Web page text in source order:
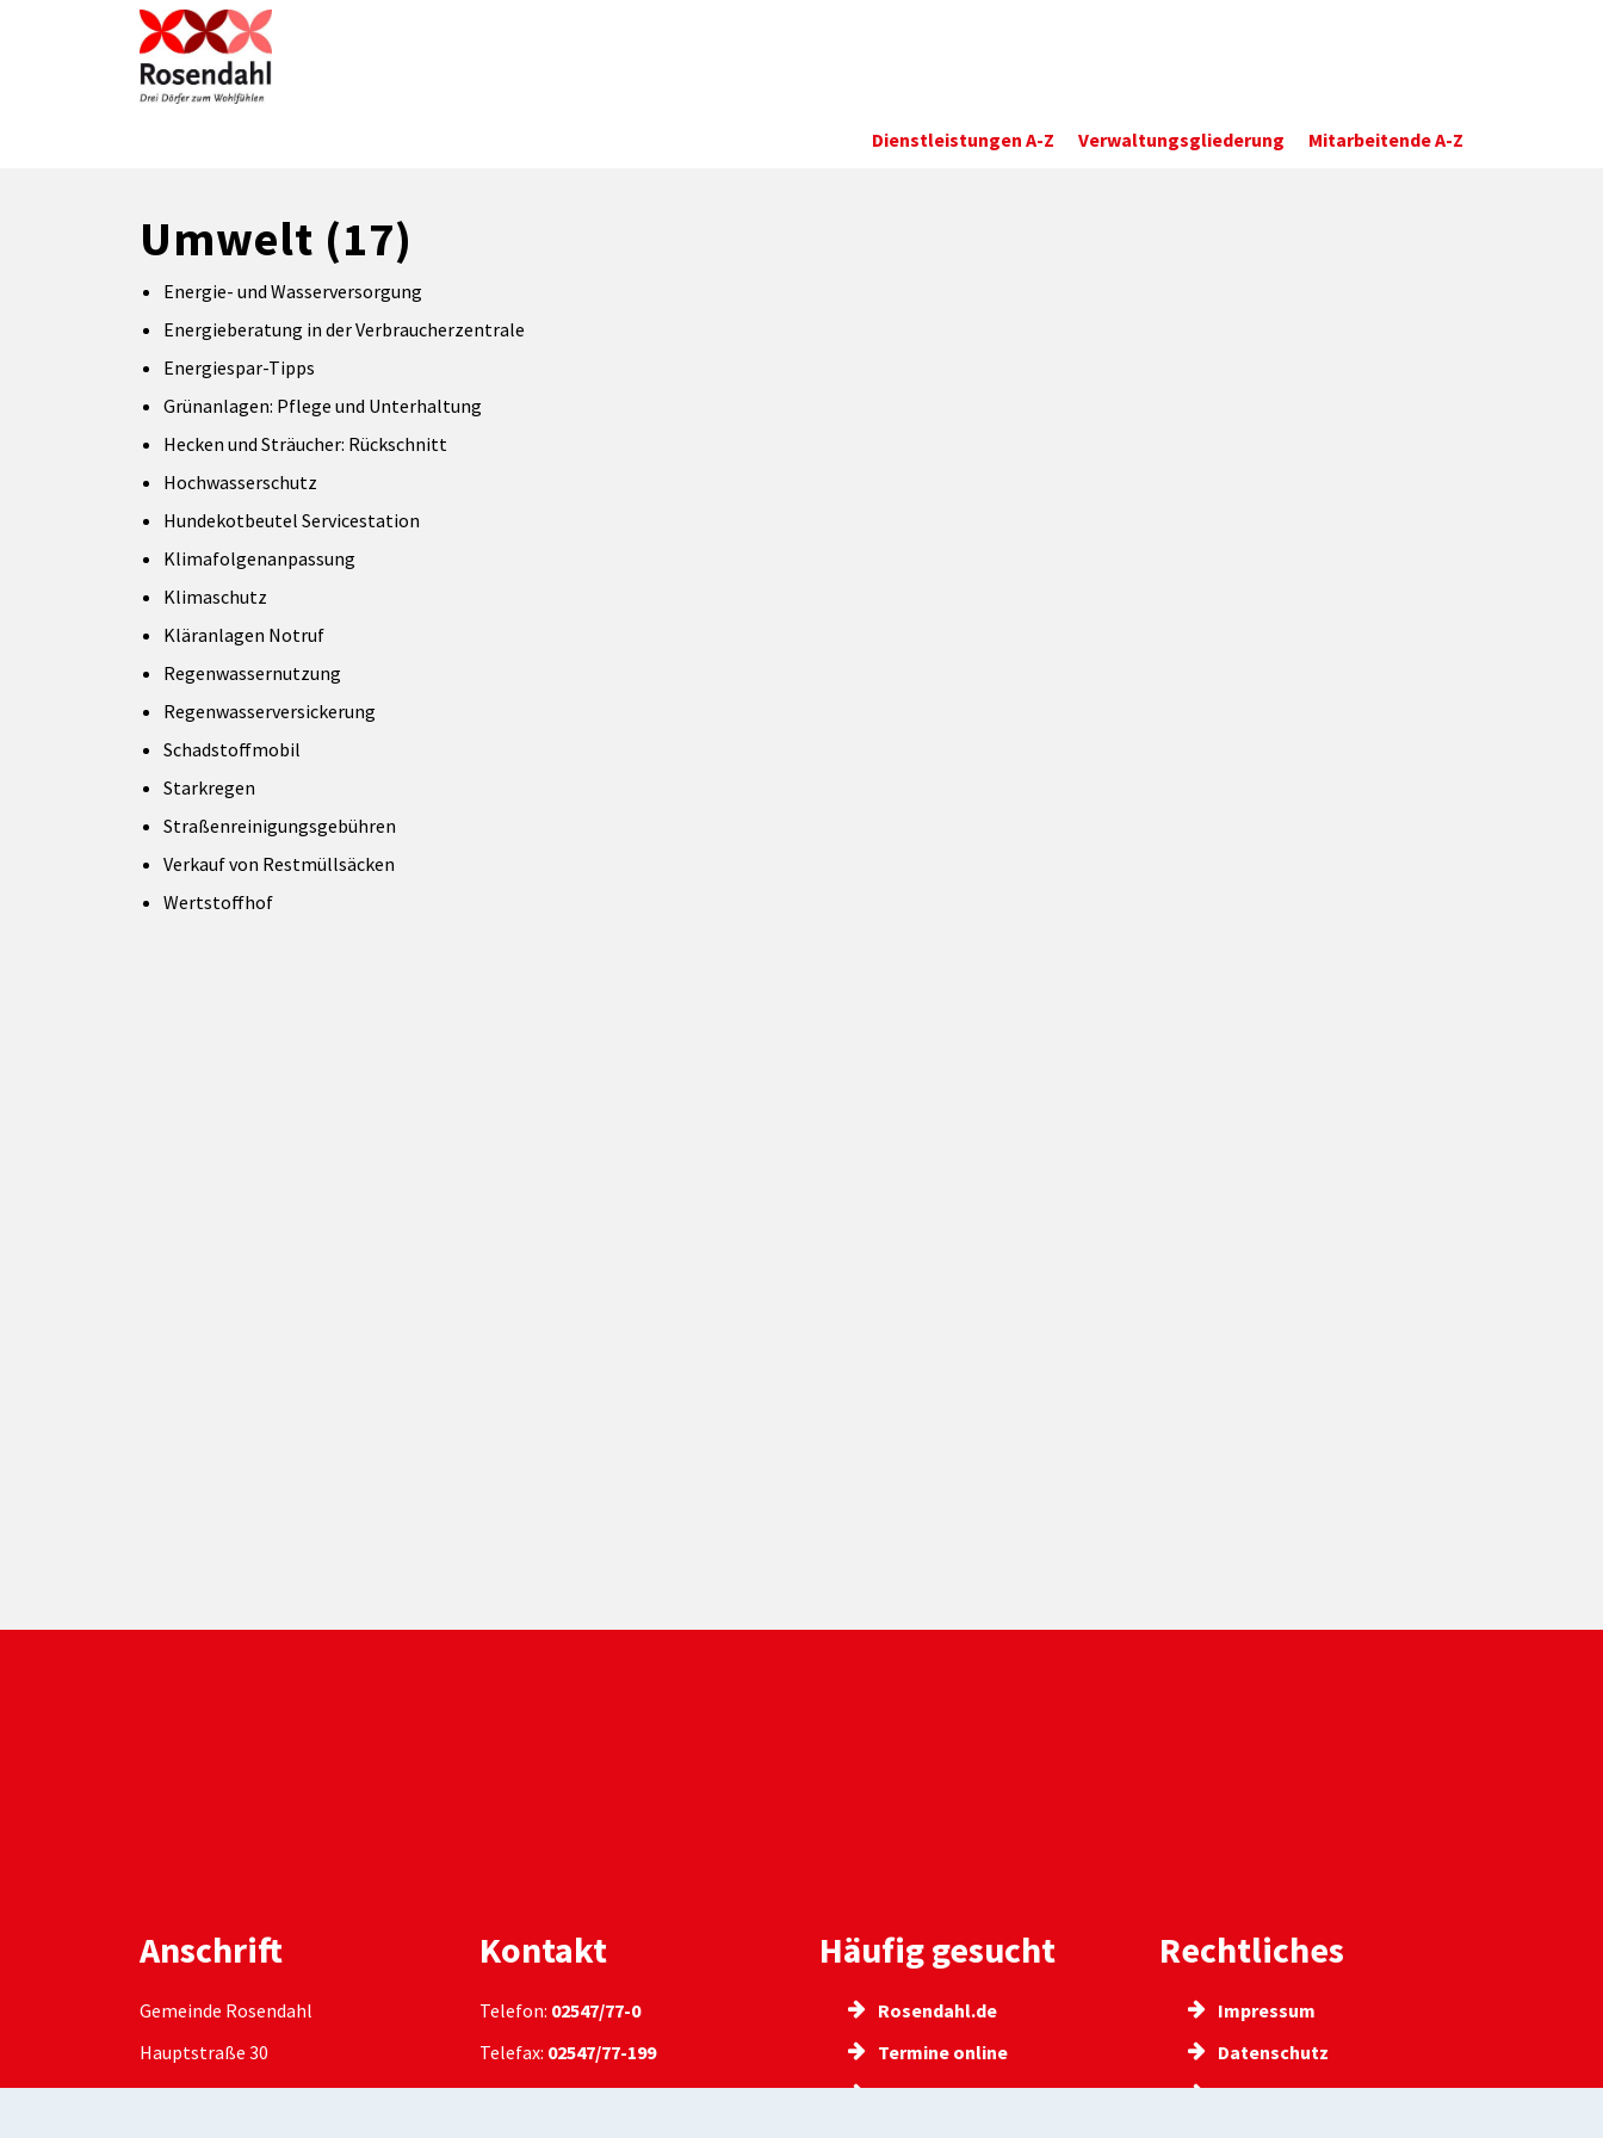
Zum Header
Zum Hauptinhalt
Zum Footer
Zum Hauptinhalt springen
Dienstleistungen A-Z Verwaltungsgliederung Mitarbeitende A-Z
Umwelt (17)
Energie- und Wasserversorgung
Energieberatung in der Verbraucherzentrale
Energiespar-Tipps
Grünanlagen: Pflege und Unterhaltung
Hecken und Sträucher: Rückschnitt
Hochwasserschutz
Hundekotbeutel Servicestation
Klimafolgenanpassung
Klimaschutz
Kläranlagen Notruf
Regenwassernutzung
Regenwasserversickerung
Schadstoffmobil
Starkregen
Straßenreinigungsgebühren
Verkauf von Restmüllsäcken
Wertstoffhof
Anschrift
Gemeinde Rosendahl
Hauptstraße 30
48720Rosendahl
Kontakt
Telefon: 02547/77-0
Telefax: 02547/77-199
E-Mail:info@rosendahl.de
Häufig gesucht
Rosendahl.de
Termine online
Online Mängelmelder
Rechtliches
Impressum
Datenschutz
Hinweisgeberschutzgesetz